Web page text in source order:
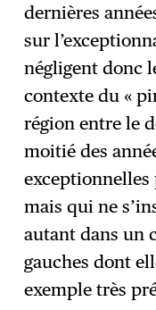
dernières
sur
négligent donc
contexte du «
région entre le
moitié des
exceptionnelles
mais qui ne
autant dans un
gauches dont
exemple très